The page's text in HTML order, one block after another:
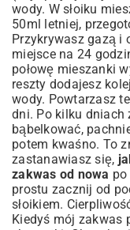
wody. W słoiku
50ml letniej,
Przykrywasz gazą i
miejsce na 24
połowę mieszanki
reszty dodajesz
wody. Powtarzasz
dni. Po kilku dniach
bąbelkować,
potem kwaśno. To
zastanawiasz się,
zakwas od nowa
prostu zacznij od
słoikiem.
Kiedyś mój zakwas